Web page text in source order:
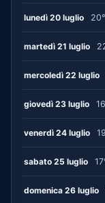
lunedì 20 luglio
martedì 21 luglio
mercoledì 22 luglio
giovedì 23 luglio
venerdì 24 luglio
sabato 25 luglio
domenica 26 luglio